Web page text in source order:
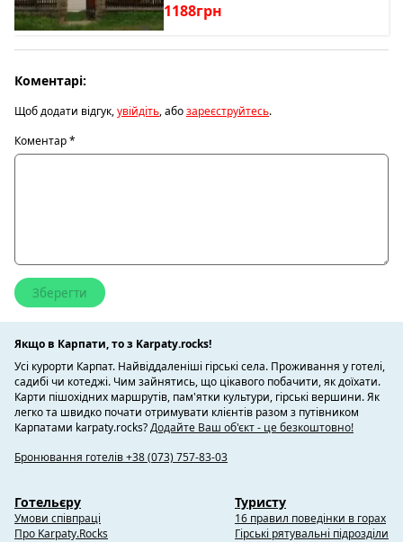
1188грн
Коментарі:
Щоб додати відгук,увійдіть, абозареєструйтесь.
Коментар*
Якщо в Карпати, то з Karpaty.rocks!
Усі курорти Карпат. Найвіддаленіші гірські села. Проживання у готелі,
садибі чи котеджі. Чим зайнятись, що цікавого побачити, як доїхати.
Карти пішохідних маршрутів, пам'ятки культури, гірські вершини. Як
легко та швидко почати отримувати клієнтів разом з путівником
Карпатами karpaty.rocks?Додайте Ваш об'єкт - це безкоштовно!
Бронювання готелів +38 (073) 757-83-03
Готельєру
Умови співпраці
Про Karpaty.Rocks
Туристу
16 правил поведінки в горах
Гірські рятувальні підрозділи